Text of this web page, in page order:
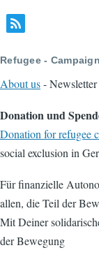
Refugee -
About us- Newsletter
Donation und
Donation for refugee
social exclusion in
Für finanzielle
allen, die Teil der
Mit Deiner
der Bewegung